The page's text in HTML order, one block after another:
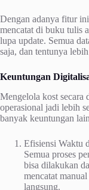
Dengan adanya fitur
mencatat di buku tulis
lupa update. Semua
saja, dan tentunya
Keuntungan
Mengelola kost secara
operasional jadi lebih
banyak keuntungan
Efisiensi Waktu
Semua proses
bisa dilakukan
mencatat
langsung.